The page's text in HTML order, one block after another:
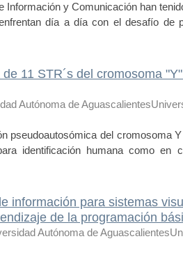
Información y Comunicación han
día a día con el desafío de
11 STR´s del cromosoma
Autónoma de
pseudoautosómica del cromosoma
identificación humana como en
información para sistemas
de la programación
Autónoma de